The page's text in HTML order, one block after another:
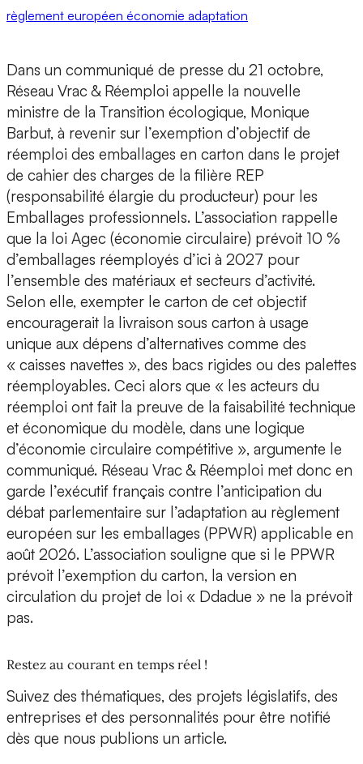
règlement européen économie adaptation
Dans un communiqué de presse du 21 octobre,
Réseau Vrac & Réemploi appelle la nouvelle
ministre de la Transition écologique, Monique
Barbut, à revenir sur l’exemption d’objectif de
réemploi des emballages en carton dans le projet
de cahier des charges de la filière REP
(responsabilité élargie du producteur) pour les
Emballages professionnels. L’association rappelle
que la loi Agec (économie circulaire) prévoit 10 %
d’emballages réemployés d’ici à 2027 pour
l’ensemble des matériaux et secteurs d’activité.
Selon elle, exempter le carton de cet objectif
encouragerait la livraison sous carton à usage
unique aux dépens d’alternatives comme des
« caisses navettes », des bacs rigides ou des palettes
réemployables. Ceci alors que « les acteurs du
réemploi ont fait la preuve de la faisabilité technique
et économique du modèle, dans une logique
d’économie circulaire compétitive », argumente le
communiqué. Réseau Vrac & Réemploi met donc en
garde l’exécutif français contre l’anticipation du
débat parlementaire sur l’adaptation au règlement
européen sur les emballages (PPWR) applicable en
août 2026. L’association souligne que si le PPWR
prévoit l’exemption du carton, la version en
circulation du projet de loi « Ddadue » ne la prévoit
pas.
Restez au courant en temps réel !
Suivez des thématiques, des projets législatifs, des
entreprises et des personnalités pour être notifié
dès que nous publions un article.